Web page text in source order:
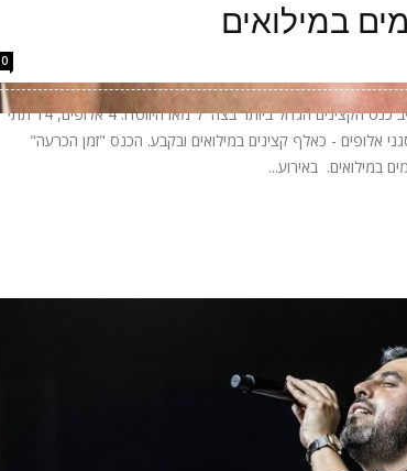
במילואים
0
הערב יתקיים באקספו ביתן 2 בתל אביב כנס הקצינים הגדול ביותר בצה״ל מאז היווסדו: 4 אלופים, 14 תתי
סגני אלופים - כאלף קצינים במילואים ובקבע. הכנס "זמן הכרעה"
במילואים. באירוע...